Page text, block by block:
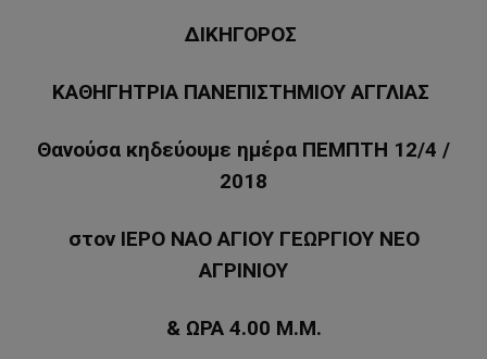
ΔΙΚΗΓΟΡΟΣ
ΚΑΘΗΓΗΤΡΙΑ ΠΑΝΕΠΙΣΤΗΜΙΟΥ ΑΓΓΛΙΑΣ
Θανούσα κηδεύουμε ημέρα ΠΕΜΠΤΗ 12/4 /
2018
στον ΙΕΡΟ ΝΑΟ ΑΓΙΟΥ ΓΕΩΡΓΙΟΥ ΝΕΟ
ΑΓΡΙΝΙΟΥ
& ΩΡΑ 4.00 Μ.Μ.